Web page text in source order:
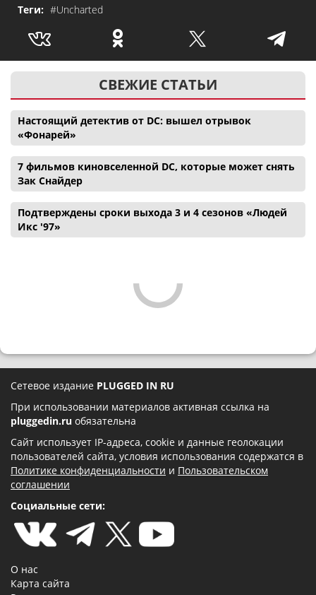
Теги: #Uncharted
СВЕЖИЕ СТАТЬИ
Настоящий детектив от DC: вышел отрывок
«Фонарей»
7 фильмов киновселенной DC, которые может снять
Зак Снайдер
Подтверждены сроки выхода 3 и 4 сезонов «Людей
Икс '97»
Сетевое издание PLUGGED IN RU
При использовании материалов активная ссылка на
pluggedin.ru обязательна
Сайт использует IP-адреса, cookie и данные геолокации
пользователей сайта, условия использования содержатся в
Политике конфиденциальности и Пользовательском
соглашении
Социальные сети:
О нас
Карта сайта